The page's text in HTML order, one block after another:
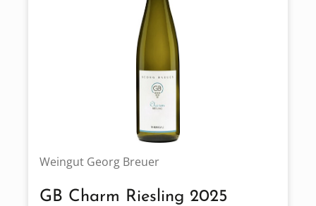
Weingut Georg Breuer
GB Charm Riesling 2025